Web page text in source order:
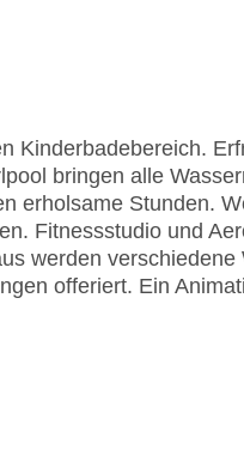
Kinderbadebereich.
bringen alle
erholsame Stunden.
Fitnessstudio und
werden
offeriert. Ein